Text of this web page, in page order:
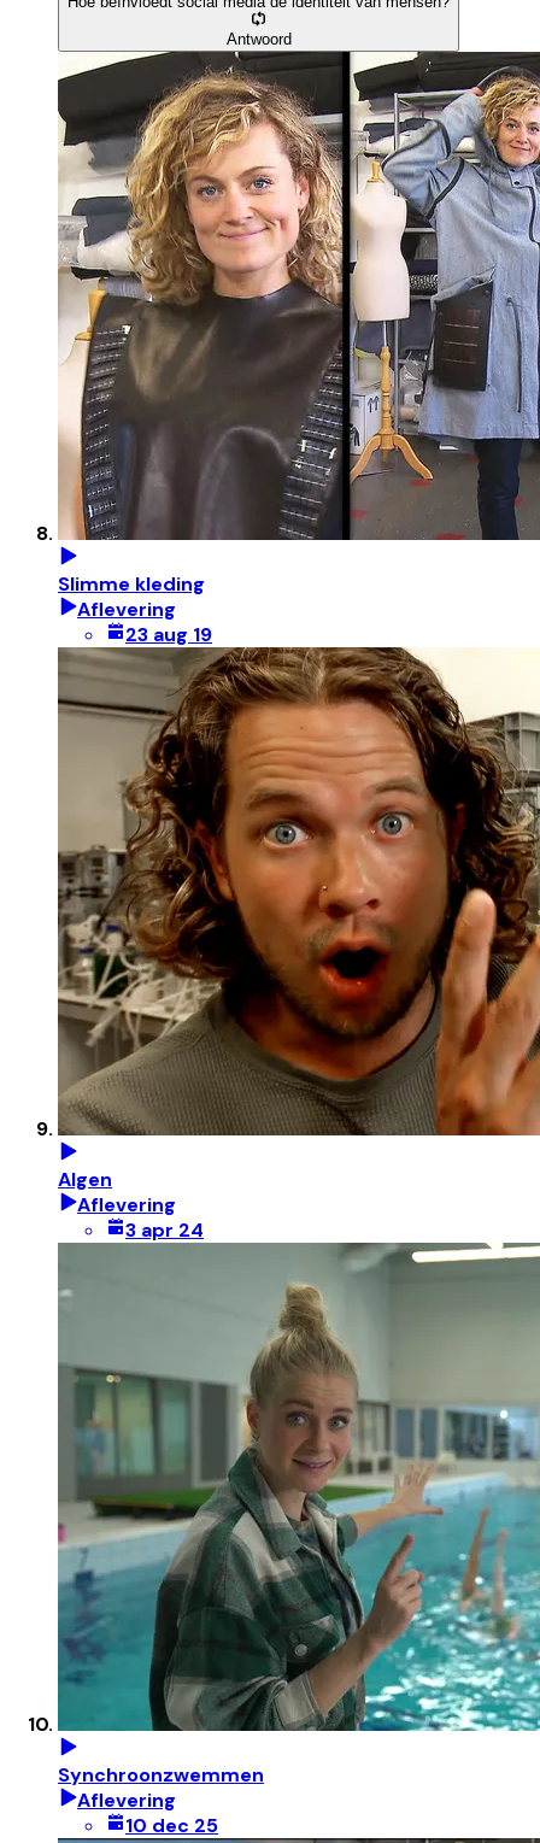
Antwoord
Slimme kleding
Aflevering
23 aug 19
Algen
Aflevering
3 apr 24
Synchroonzwemmen
Aflevering
10 dec 25